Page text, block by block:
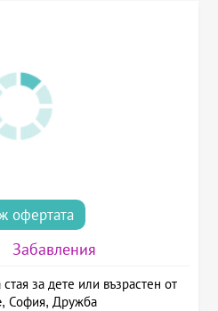
офертата
Забавления
за дете или възрастен от
София, Дружба